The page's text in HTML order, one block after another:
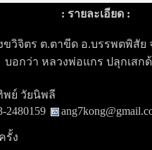
: รายละเอียด :
วิจิตร ต.ตาขีด อ.บรรพตพิสัย
บอกว่า หลวงพ่อแกร ปลุกเสก
ย์ วัยนิพลี
2480159
รั้ง